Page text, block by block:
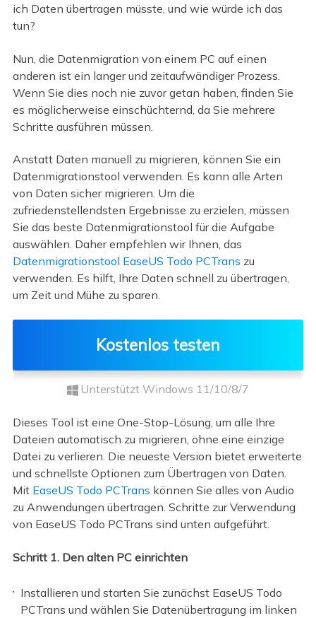
ich Daten übertragen müsste, und wie würde ich das
tun?
Nun, die Datenmigration von einem PC auf einen
anderen ist ein langer und zeitaufwändiger Prozess.
Wenn Sie dies noch nie zuvor getan haben, finden Sie
es möglicherweise einschüchternd, da Sie mehrere
Schritte ausführen müssen.
Anstatt Daten manuell zu migrieren, können Sie ein
Datenmigrationstool verwenden. Es kann alle Arten
von Daten sicher migrieren. Um die
zufriedenstellendsten Ergebnisse zu erzielen, müssen
Sie das beste Datenmigrationstool für die Aufgabe
auswählen. Daher empfehlen wir Ihnen, das
Datenmigrationstool EaseUS Todo PCTrans zu
verwenden. Es hilft, Ihre Daten schnell zu übertragen,
um Zeit und Mühe zu sparen.
Kostenlos testen
Unterstützt Windows 11/10/8/7
Dieses Tool ist eine One-Stop-Lösung, um alle Ihre
Dateien automatisch zu migrieren, ohne eine einzige
Datei zu verlieren. Die neueste Version bietet erweiterte
und schnellste Optionen zum Übertragen von Daten.
Mit EaseUS Todo PCTrans können Sie alles von Audio
zu Anwendungen übertragen. Schritte zur Verwendung
von EaseUS Todo PCTrans sind unten aufgeführt.
Schritt 1. Den alten PC einrichten
Installieren und starten Sie zunächst EaseUS Todo
PCTrans und wählen Sie Datenübertragung im linken